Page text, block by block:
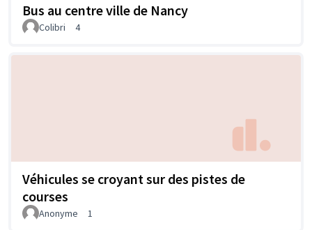
Bus au centre ville de Nancy
Colibri 4
Véhicules se croyant sur des pistes de
courses
Anonyme 1